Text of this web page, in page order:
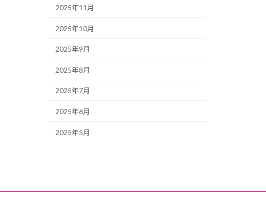
2025年11月
2025年10月
2025年9月
2025年8月
2025年7月
2025年6月
2025年5月